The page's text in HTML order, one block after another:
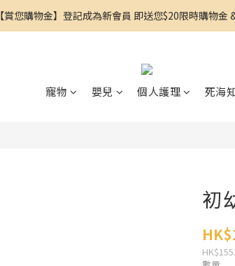
【賞您購物金】登記成為新會員 即送您$20限時購物金
寵物 嬰兒 個人護理 死海
初